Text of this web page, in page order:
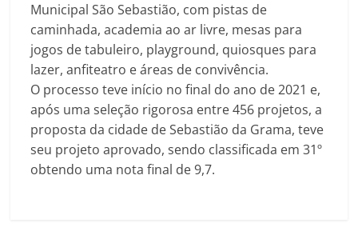
Municipal São Sebastião, com pistas de
caminhada, academia ao ar livre, mesas para
jogos de tabuleiro, playground, quiosques para
lazer, anfiteatro e áreas de convivência.
O processo teve início no final do ano de 2021 e,
após uma seleção rigorosa entre 456 projetos, a
proposta da cidade de Sebastião da Grama, teve
seu projeto aprovado, sendo classificada em 31º
obtendo uma nota final de 9,7.